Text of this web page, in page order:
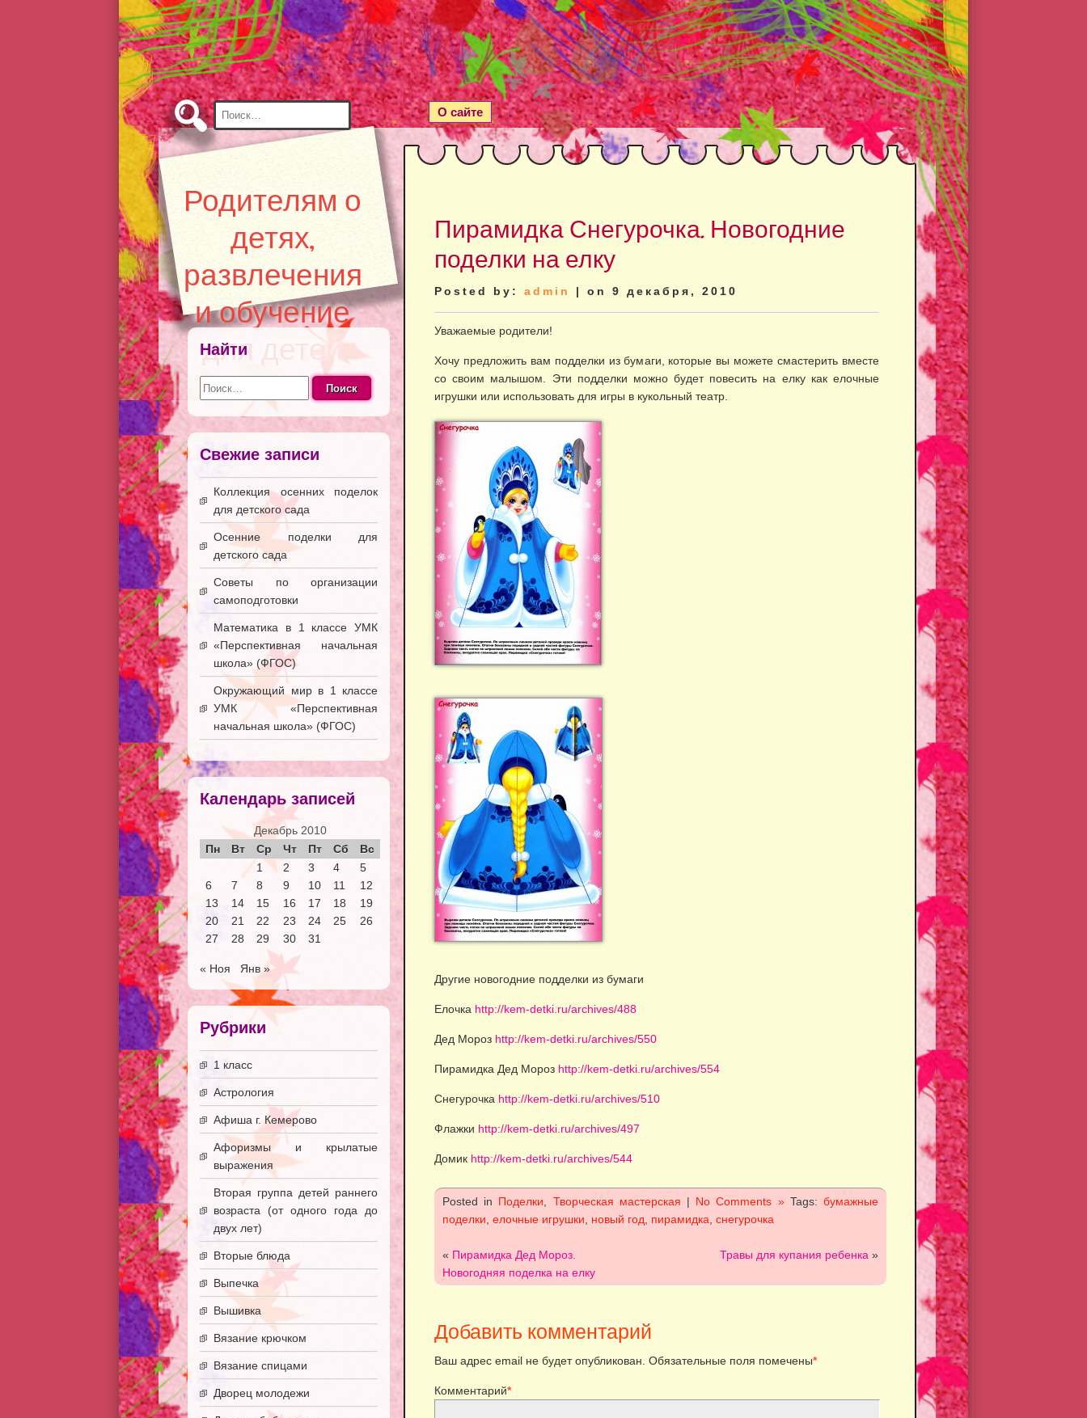
Найти:
Родителям о
детях,
развлечения
и обучение
для детей
О сайте
Пирамидка Снегурочка. Новогодние
поделки на елку
Posted by: admin | on 9 декабря, 2010
Уважаемые родители!
Хочу предложить вам подделки из бумаги, которые вы можете смастерить вместе
со своим малышом. Эти подделки можно будет повесить на елку как елочные
игрушки или использовать для игры в кукольный театр.
Другие новогодние подделки из бумаги
Елочка http://kem-detki.ru/archives/488
Дед Мороз http://kem-detki.ru/archives/550
Пирамидка Дед Мороз http://kem-detki.ru/archives/554
Снегурочка http://kem-detki.ru/archives/510
Флажки http://kem-detki.ru/archives/497
Домик http://kem-detki.ru/archives/544
Posted in Поделки Творческая мастерская | No Comments » Tags:бумажные
поделки елочные игрушки новый год пирамидка снегурочка
« Пирамидка Дед Мороз.
Новогодняя поделка на елку
Травы для купания ребенка »
Добавить комментарий
Ваш адрес email не будет опубликован. Обязательные поля помечены*
Комментарий*
Найти
Найти:
Свежие записи
Коллекция осенних поделок
для детского сада
Осенние поделки для
детского сада
Советы по организации
самоподготовки
Математика в 1 классе УМК
«Перспективная начальная
школа» (ФГОС)
Окружающий мир в 1 классе
УМК «Перспективная
начальная школа» (ФГОС)
Календарь записей
Декабрь 2010
Пн
Вт Ср Чт Пт Сб
Вс
1
2 3 4
5
6
7 8 9 10 11
12
13
14 15 16 17 18
19
20
21 22 23 24 25
26
27
28 29 30 31
« Ноя Янв »
Рубрики
1 класс
Астрология
Афиша г. Кемерово
Афоризмы и крылатые
выражения
Вторая группа детей раннего
возраста (от одного года до
двух лет)
Вторые блюда
Выпечка
Вышивка
Вязание крючком
Вязание спицами
Дворец молодежи